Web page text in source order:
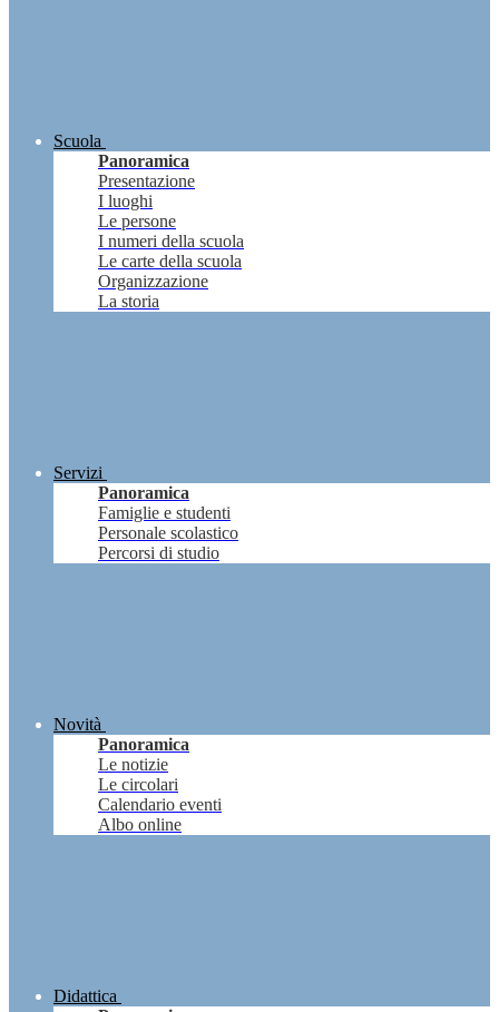
Scuola
Panoramica
Presentazione
I luoghi
Le persone
I numeri della scuola
Le carte della scuola
Organizzazione
La storia
Servizi
Panoramica
Famiglie e studenti
Personale scolastico
Percorsi di studio
Novità
Panoramica
Le notizie
Le circolari
Calendario eventi
Albo online
Didattica